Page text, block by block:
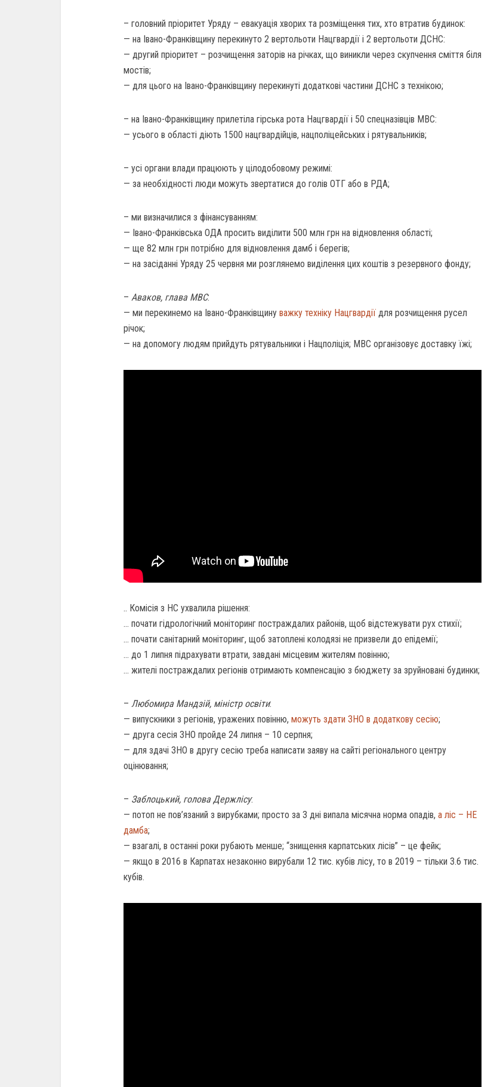
– головний пріоритет Уряду – евакуація хворих та розміщення тих, хто втратив будинок:
— на Івано-Франківщину перекинуто 2 вертольоти Нацгвардії і 2 вертольоти ДСНС:
— другий пріоритет – розчищення заторів на річках, що виникли через скупчення сміття біля
мостів;
— для цього на Івано-Франківщину перекинуті додаткові частини ДСНС з технікою;
– на Івано-Франківщину прилетіла гірська рота Нацгвардії і 50 спецназівців МВС:
— усього в області діють 1500 нацгвардійців, нацполіцейських і рятувальників;
– усі органи влади працюють у цілодобовому режимі:
— за необхідності люди можуть звертатися до голів ОТГ або в РДА;
– ми визначилися з фінансуванням:
— Івано-Франківська ОДА просить виділити 500 млн грн на відновлення області;
— ще 82 млн грн потрібно для відновлення дамб і берегів;
— на засіданні Уряду 25 червня ми розглянемо виділення цих коштів з резервного фонду;
– Аваков, глава МВС:
— ми перекинемо на Івано-Франківщину важку техніку Нацгвардії для розчищення русел
річок;
— на допомогу людям прийдуть рятувальники і Нацполіція; МВС організовує доставку їжі;
.. Комісія з НС ухвалила рішення:
… почати гідрологічний моніторинг постраждалих районів, щоб відстежувати рух стихії;
… почати санітарний моніторинг, щоб затоплені колодязі не призвели до епідемії;
… до 1 липня підрахувати втрати, завдані місцевим жителям повінню;
… жителі постраждалих регіонів отримають компенсацію з бюджету за зруйновані будинки;
– Любомира Мандзій, міністр освіти:
— випускники з регіонів, уражених повінню, можуть здати ЗНО в додаткову сесію;
— друга сесія ЗНО пройде 24 липня – 10 серпня;
— для здачі ЗНО в другу сесію треба написати заяву на сайті регіонального центру
оцінювання;
– Заблоцький, голова Держлісу:
— потоп не пов’язаний з вирубками; просто за 3 дні випала місячна норма опадів, а ліс – НЕ
дамба;
— взагалі, в останні роки рубають менше; “знищення карпатських лісів” – це фейк;
— якщо в 2016 в Карпатах незаконно вирубали 12 тис. кубів лісу, то в 2019 – тільки 3.6 тис.
кубів.